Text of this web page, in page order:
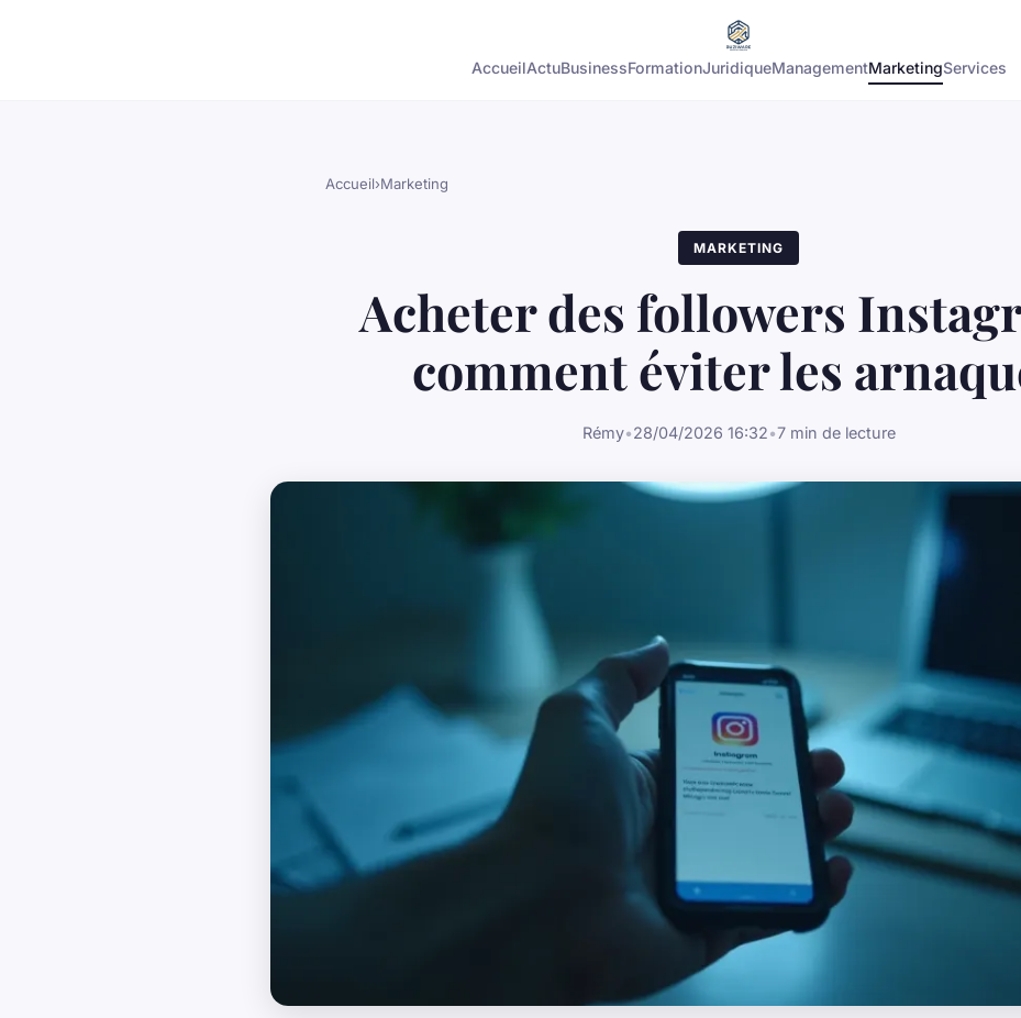
AccueilActuBusinessFormationJuridiqueManagementMarketingServices
Accueil›Marketing
MARKETING
Acheter des followers
comment éviter les
Rémy•28/04/2026 16:32•7 min de lecture